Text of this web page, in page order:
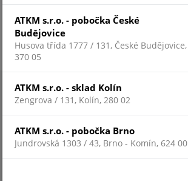
ATKM s.r.o. - pobočka České
Budějovice
Husova třída 1777 / 131, České Budějovice,
370 05
ATKM s.r.o. - sklad Kolín
Zengrova / 131, Kolín, 280 02
ATKM s.r.o. - pobočka Brno
Jundrovská 1303 / 43, Brno - Komín, 624 00